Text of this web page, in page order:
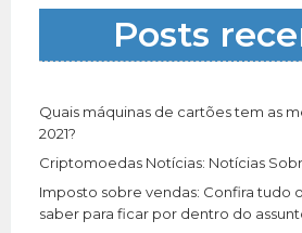
a
p
r
:
Posts
Quais máquinas de cartões tem as
2021?
Criptomoedas Notícias: Notícias
Imposto sobre vendas: Confira tudo
saber para ficar por dentro do